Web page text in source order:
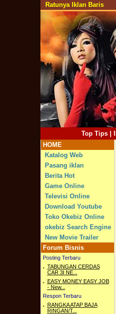
Ratunya Iklan Baris
Top Tips|
HOME
Katalog Web
Pasang iklan
Berita Hot
Game Online
Televisi Online
Download Youtube
Toko Okebiz Online
okebiz Search Engine
New Movie Trailer
Forum Bisnis
Posting Terbaru
. TABUNGAN CERDAS
CAR 3I NE...
. EASY MONEY EASY JOB
- New...
Respon Terbaru
. RANGKA ATAP BAJA
RINGAN/T...